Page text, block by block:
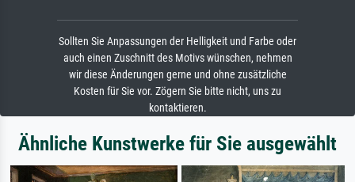
Sollten Sie Anpassungen der Helligkeit und Farbe oder
auch einen Zuschnitt des Motivs wünschen, nehmen
wir diese Änderungen gerne und ohne zusätzliche
Kosten für Sie vor. Zögern Sie bitte nicht, uns zu
kontaktieren.
Ähnliche Kunstwerke für Sie ausgewählt